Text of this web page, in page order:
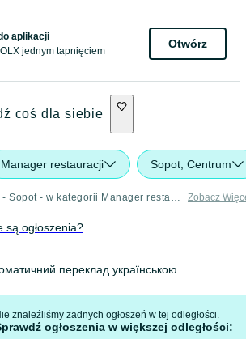
aplikacji
jednym tapnięciem
Otwórz
coś dla siebie
Manager restauracji Sopot, Centrum
Dla Ciebie wszystko - Sopot - w kategorii Manager restauracji Zobacz
są ogłoszenia?
переклад українською
znaleźliśmy żadnych ogłoszeń w tej odległości.
ogłoszenia w większej odległości: